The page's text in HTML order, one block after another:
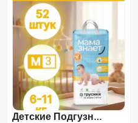
Детские Подгузник Трусики "Мама Знает"от 3 До 7